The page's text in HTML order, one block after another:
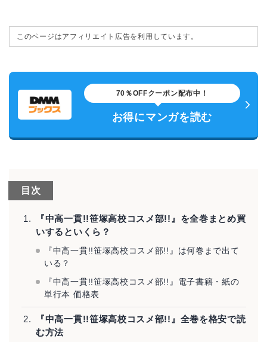
このページはアフィリエイト広告を利用しています。
70％OFFクーポン配布中！
お得にマンガを読む
目次
『中高一貫!!笹塚高校コスメ部!!』を全巻まとめ買
いするといくら？
『中高一貫!!笹塚高校コスメ部!!』は何巻まで出て
いる？
『中高一貫!!笹塚高校コスメ部!!』電子書籍・紙の
単行本 価格表
『中高一貫!!笹塚高校コスメ部!!』全巻を格安で読
む方法